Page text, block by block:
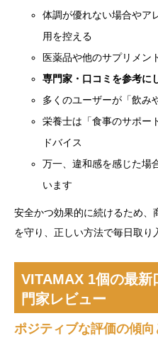
体調が優れない場合やア
用を控える
医薬品や他のサプリメン
専門家・口コミを参考に
多くのユーザーが「飲み
栄養士は「食事のサポー
ドバイス
万一、違和感を感じた場
います
安全かつ効果的に続けるため
を守り、正しい方法で毎日取り
VITAMAX 1個の最新
門家レビュー
ポジティブな評価の傾向